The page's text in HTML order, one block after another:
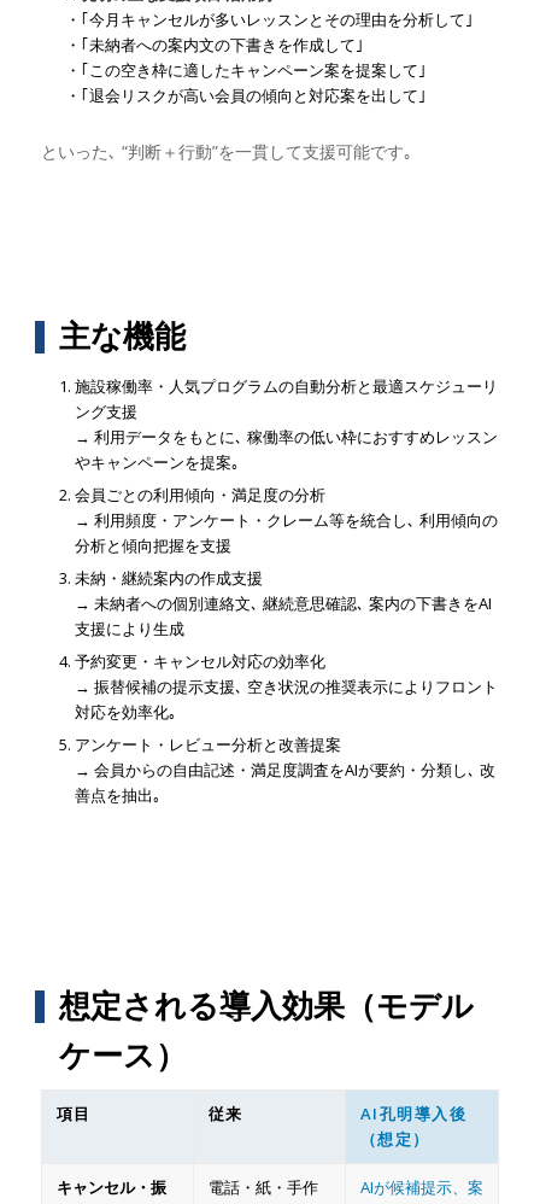
・｢今月キャンセルが多いレッスンとその理由を分析して｣
・｢未納者への案内文の下書きを作成して｣
・｢この空き枠に適したキャンペーン案を提案して｣
・｢退会リスクが高い会員の傾向と対応案を出して｣
といった､ “判断＋行動”を一貫して支援可能です｡
主な機能
施設稼働率・人気プログラムの自動分析と最適スケジューリ
ング支援
→ 利用データをもとに､ 稼働率の低い枠におすすめレッスン
やキャンペーンを提案｡
会員ごとの利用傾向・満足度の分析
→ 利用頻度・アンケート・クレーム等を統合し､ 利用傾向の
分析と傾向把握を支援
未納・継続案内の作成支援
→ 未納者への個別連絡文､ 継続意思確認､ 案内の下書きをAI
支援により生成
予約変更・キャンセル対応の効率化
→ 振替候補の提示支援､ 空き状況の推奨表示によりフロント
対応を効率化｡
アンケート・レビュー分析と改善提案
→ 会員からの自由記述・満足度調査をAIが要約・分類し､ 改
善点を抽出｡
想定される導入効果（モデル
ケース）
項目 従来
AI孔明導入後
（想定）
キャンセル・振
電話・紙・手作
AIが候補提示、案